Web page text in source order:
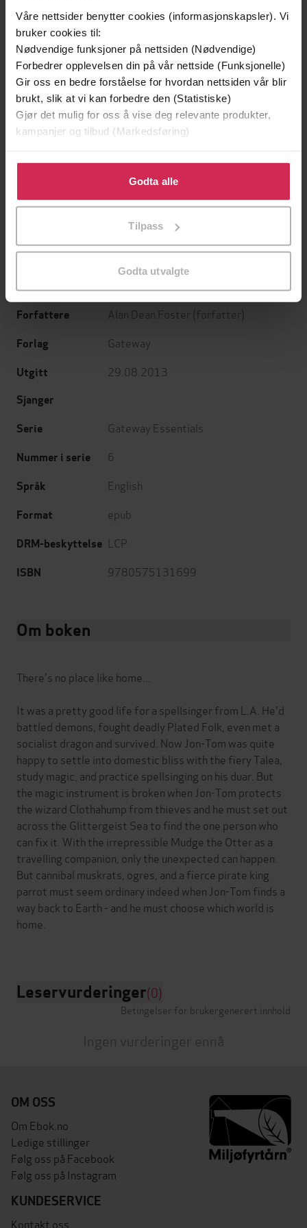
Våre nettsider benytter cookies (informasjonskapsler). Vi
bruker cookies til:
Nødvendige funksjoner på nettsiden (Nødvendige)
Forbedrer opplevelsen din på vår nettside (Funksjonelle)
Gir oss en bedre forståelse for hvordan nettsiden vår blir
brukt, slik at vi kan forbedre den (Statistiske)
Gjør det mulig for oss å vise deg relevante produkter,
kampanjer og tilbud (Markedsføring)
Klikk på «Godta alle» for å gi oss ditt samtykke til å
bruke cookies for alle disse formålene. Du kan også
tilpasse ditt samtykke til spesifikke formål ved å klikke
Godta alle
Tilpass
Godta utvalgte
Minnesota
Utskudd
Forfattere Alan Dean Foster (forfatter)
Forlag Gateway
Utgitt 29.08.2013
Sjanger
Serie
Gateway Essentials
Nummer i serie 6
Språk English
Format epub
DRM-beskyttelse LCP
ISBN 9780575131699
Om boken
There's no place like home...
It was a pretty good life for a spellsinger from L.A. He'd
battled demons, fought deadly Plated Folk, even met a
socialist dragon and survived. Now Jon-Tom was quite
happy to settle into domestic bliss with the fiery Talea,
study magic, and practice spellsinging on his duar. But
the magic instrument is broken when Jon-Tom protects
the wizard Clothahump from thieves and he must set out
across the Glittergeist Sea to find the one person who
can fix it. With the irrepressible Mudge the Otter as a
travelling companion, only the unexpected can happen.
But cannibal muskrats, ogres, and a fierce pirate king
parrot must seem ordinary indeed when Jon-Tom finds a
way back to Earth - and he must choose which world is
home.
Leservurderinger(0)
Betingelser for brukergenerert innhold
Ingen vurderinger ennå
OM OSS
Om Ebok.no
Ledige stillinger
Følg oss på Facebook
Følg oss på Instagram
KUNDESERVICE
Kontakt oss